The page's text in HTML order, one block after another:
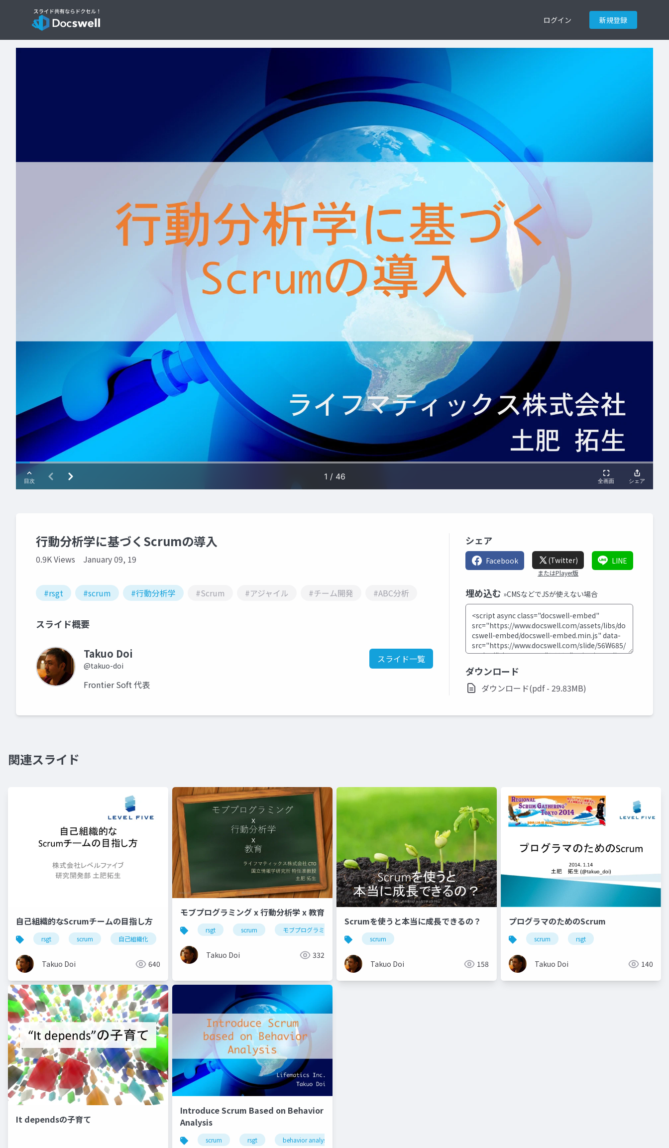
ログイン 新規登録
行動分析学に基づくScrumの導入
0.9K Views January 09, 19
#rsgt #scrum #行動分析学 #Scrum #アジャイル #チーム開発 #ABC分析
スライド概要
Takuo Doi
@takuo-doi
スライド一覧
Frontier Soft 代表
シェア
Facebook (Twitter)
またはPlayer版
LINE
埋め込む »CMSなどでJSが使えない場合
ダウンロード
ダウンロード(pdf - 29.83MB)
関連スライド
自己組織的なScrumチームの目指し方
rsgt scrum 自己組織化
Takuo Doi 640
モブプログラミング x 行動分析学 x 教育
rsgt scrum モブプログラミング
Takuo Doi 332
Scrumを使うと本当に成長できるの？
scrum
Takuo Doi 158
プログラマのためのScrum
scrum rsgt
Takuo Doi 140
It dependsの子育て
Introduce Scrum Based on Behavior
Analysis
scrum rsgt behavior analysis